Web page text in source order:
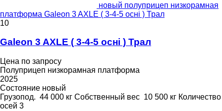
новый полуприцеп низкорамная
платформа Galeon 3 AXLE ( 3-4-5 осні ) Трал
10
Galeon 3 AXLE ( 3-4-5 осні ) Трал
Цена по запросу
Полуприцеп низкорамная платформа
2025
Состояние новый
Грузопод. 44 000 кг Собственный вес 10 500 кг Количество
осей 3